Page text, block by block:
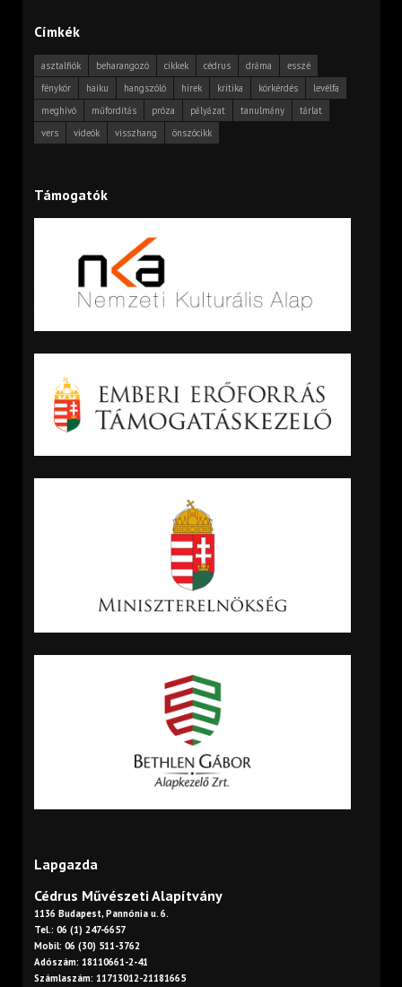
Címkék
asztalfiók beharangozó cikkek cédrus dráma
esszé
fénykör
haiku hangszóló hírek kritika körkérdés
levélfa
meghívó
műfordítás próza pályázat tanulmány
tárlat
vers
videók visszhang önszócikk
Támogatók
Lapgazda
Cédrus Művészeti Alapítvány
1136 Budapest, Pannónia u. 6.
Tel.: 06 (1) 247-6657
Mobil: 06 (30) 511-3762
Adószám: 18110661-2-41
Számlaszám: 11713012-21181665